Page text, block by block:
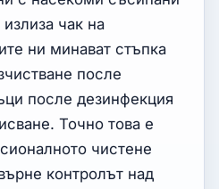
чак на
ни минават стъпка
после
после дезинфекция
Точно това е
чистене
контролът над